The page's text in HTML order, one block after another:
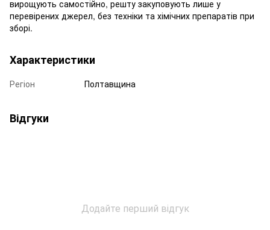
вирощують самостійно, решту закуповують лише у
перевірених джерел, без техніки та хімічних препаратів при
зборі.
Характеристики
Регіон Полтавщина
Відгуки
Додайте перший відгук